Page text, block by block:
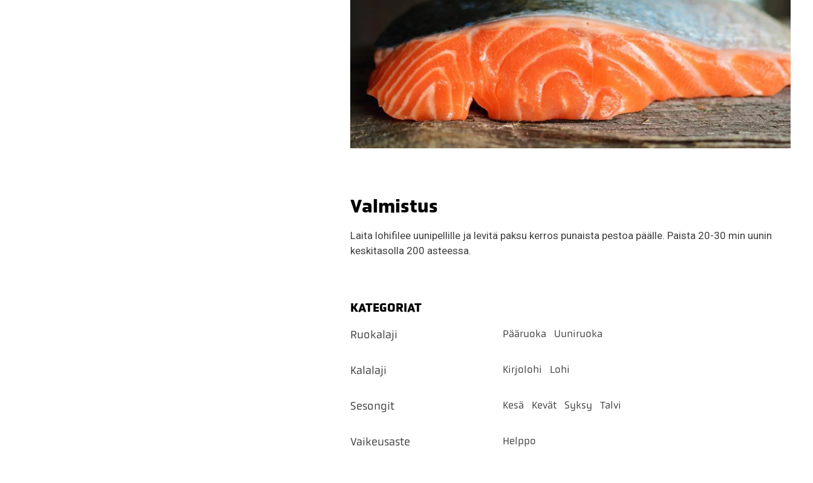
Valmistus
Laita lohifilee uunipellille ja levitä paksu kerros punaista pestoa päälle. Paista 20-30 min uunin
keskitasolla 200 asteessa.
KATEGORIAT
Ruokalaji Pääruoka Uuniruoka
Kalalaji Kirjolohi Lohi
Sesongit Kesä Kevät Syksy Talvi
Vaikeusaste Helppo